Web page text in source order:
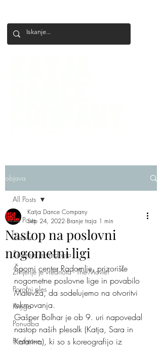
objava
All Posts
Ženska
Življenje je vrednota
Življenje je vrednota - The Movie!
Poročni ples
Knjiga
Ponudba
Predstave
All Posts
Nastop na poslovni
nogometni ligi
Katja Dance Company
Sep 24, 2022 Branje traja 1 min
Šporni center Radomlje, prizorišče
nogometne poslovne lige in povabilo
Matevža, da sodelujemo na otvoritvi
tekmovanja.
Gašper Bolhar je ob 9. uri napovedal
nastop naših plesalk (Katja, Sara in
Katarina), ki so s koreografijo iz